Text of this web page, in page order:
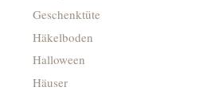
Geschenktüte
Häkelboden
Halloween
Häuser